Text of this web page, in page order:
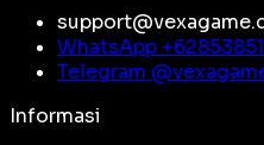
WhatsApp +
Telegram @
Informasi